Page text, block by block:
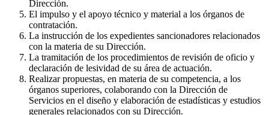
Dirección.
El impulso y el apoyo técnico y material a los órganos de
contratación.
La instrucción de los expedientes sancionadores relacionados
con la materia de su Dirección.
La tramitación de los procedimientos de revisión de oficio y
declaración de lesividad de su área de actuación.
Realizar propuestas, en materia de su competencia, a los
órganos superiores, colaborando con la Dirección de
Servicios en el diseño y elaboración de estadísticas y estudios
generales relacionados con su Dirección.